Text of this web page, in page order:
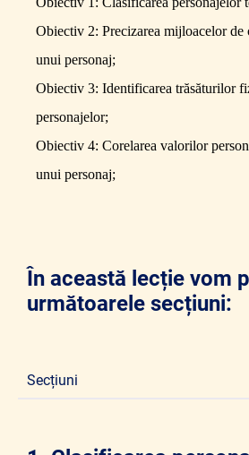
Obiectiv 2: Precizarea mijloacelor de
unui personaj;
Obiectiv 3: Identificarea trăsăturilor
personajelor;
Obiectiv 4: Corelarea valorilor
unui personaj;
În această lecție vom
următoarele secțiuni:
Secțiuni